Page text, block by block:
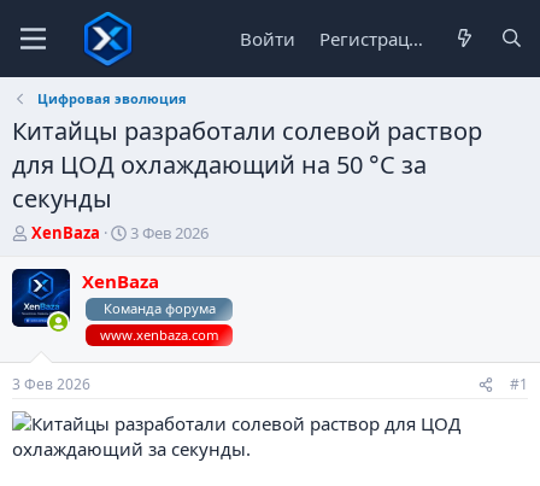
Войти Регистрация
Цифровая эволюция
Китайцы разработали солевой раствор
для ЦОД охлаждающий на 50 °C за
секунды
А
т
о
р
м
XenBaza
Д
т
а
н
а
ч
а
3 Фев 2026
XenBaza
Команда форума
www.xenbaza.com
3 Фев 2026 #1